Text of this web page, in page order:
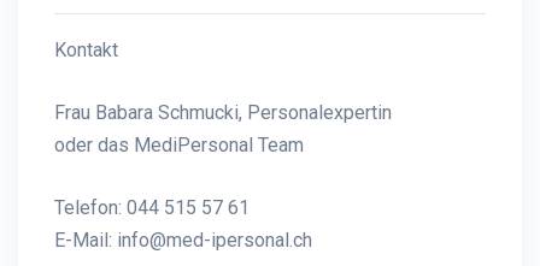
Kontakt
Frau Babara Schmucki, Personalexpertin
oder das MediPersonal Team
Telefon: 044 515 57 61
E-Mail: info@med-ipersonal.ch